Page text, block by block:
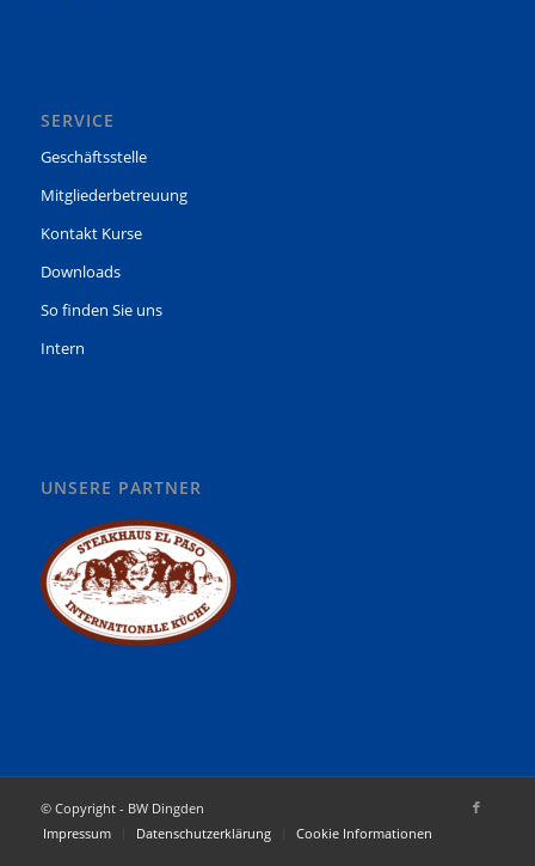
SERVICE
Geschäftsstelle
Mitgliederbetreuung
Kontakt Kurse
Downloads
So finden Sie uns
Intern
UNSERE PARTNER
© Copyright - BW Dingden
Impressum
Datenschutzerklärung Cookie Informationen